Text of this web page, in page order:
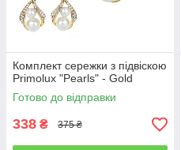
Комплект сережки з підвіскою
Primolux "Pearls" - Gold
Готово до відправки
338 ₴ 375 ₴